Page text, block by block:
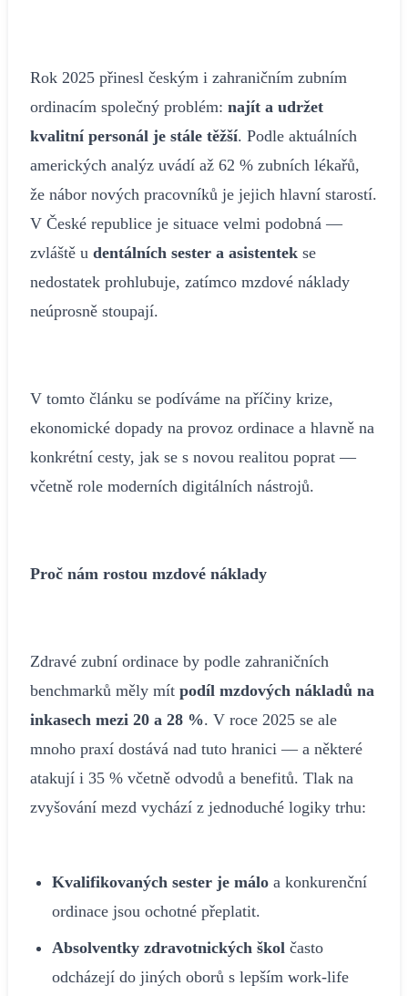
Rok 2025 přinesl českým i zahraničním zubním
ordinacím společný problém: najít a udržet
kvalitní personál je stále těžší. Podle aktuálních
amerických analýz uvádí až 62 % zubních lékařů,
že nábor nových pracovníků je jejich hlavní starostí.
V České republice je situace velmi podobná —
zvláště u dentálních sester a asistentek se
nedostatek prohlubuje, zatímco mzdové náklady
neúprosně stoupají.
V tomto článku se podíváme na příčiny krize,
ekonomické dopady na provoz ordinace a hlavně na
konkrétní cesty, jak se s novou realitou poprat —
včetně role moderních digitálních nástrojů.
Proč nám rostou mzdové náklady
Zdravé zubní ordinace by podle zahraničních
benchmarků měly mít podíl mzdových nákladů na
inkasech mezi 20 a 28 %. V roce 2025 se ale
mnoho praxí dostává nad tuto hranici — a některé
atakují i 35 % včetně odvodů a benefitů. Tlak na
zvyšování mezd vychází z jednoduché logiky trhu:
Kvalifikovaných sester je málo a konkurenční
ordinace jsou ochotné přeplatit.
Absolventky zdravotnických škol často
odcházejí do jiných oborů s lepším work-life